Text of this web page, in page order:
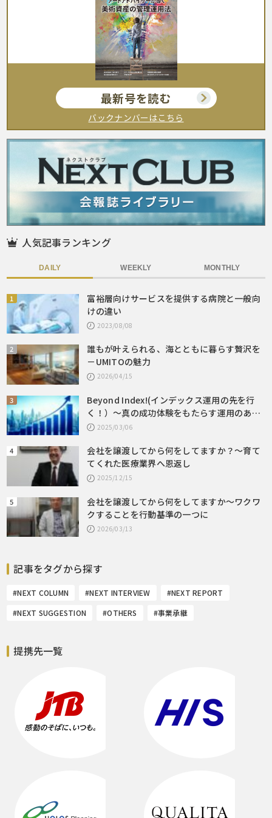
最新号を読む
バックナンバーはこちら
人気記事ランキング
DAILY WEEKLY MONTHLY
富裕層向けサービスを提供する病院と一般向
けの違い
2023/08/08
誰もが叶えられる、海とともに暮らす贅沢を
－UMITOの魅力
2026/04/15
Beyond Index!(インデックス運用の先を行
く！）～真の成功体験をもたらす運用のあり
方とは～
2025/03/06
会社を譲渡してから何をしてますか？～育て
てくれた医療業界へ恩返し
2025/12/15
会社を譲渡してから何をしてますか～ワクワ
クすることを行動基準の一つに
2026/03/13
記事をタグから探す
#NEXT COLUMN #NEXT INTERVIEW
#NEXT REPORT
#NEXT SUGGESTION
#OTHERS #事業承継
提携先一覧